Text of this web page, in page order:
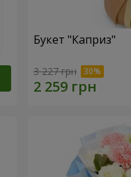
Букет "Каприз"
3 227 грн